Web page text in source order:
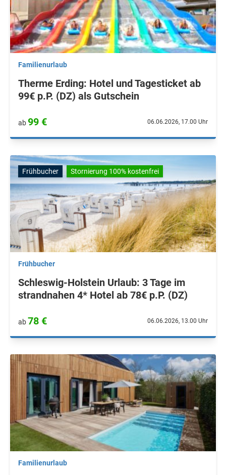
Familienurlaub
Therme Erding: Hotel und Tagesticket ab
99€ p.P. (DZ) als Gutschein
ab99 € 06.06.2026, 17.00 Uhr
Frühbucher Stornierung 100% kostenfrei
Frühbucher
Schleswig-Holstein Urlaub: 3 Tage im
strandnahen 4* Hotel ab 78€ p.P. (DZ)
ab78 € 06.06.2026, 13.00 Uhr
Familienurlaub